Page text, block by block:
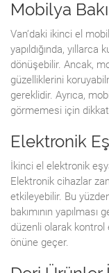
Mobilya
Van’daki ikinci el
yapıldığında,
dönüşebilir. Ancak,
güzelliklerini
gereklidir. Ayrıca,
görmemesi için
Elektronik
İkinci el elektronik
Elektronik cihazlar
etkileyebilir. Bu
bakımının yapılması
düzenli olarak kontrol
önüne geçer.